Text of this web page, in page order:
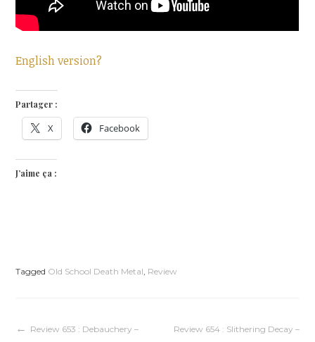
English version?
Partager :
X Facebook
J’aime ça :
Tagged Old School Death Metal, Review
Review 653 : Debauchery –
Review 654 : Slithering Decay –